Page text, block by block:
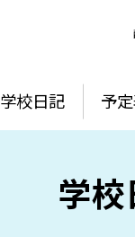
学校日記 予
学